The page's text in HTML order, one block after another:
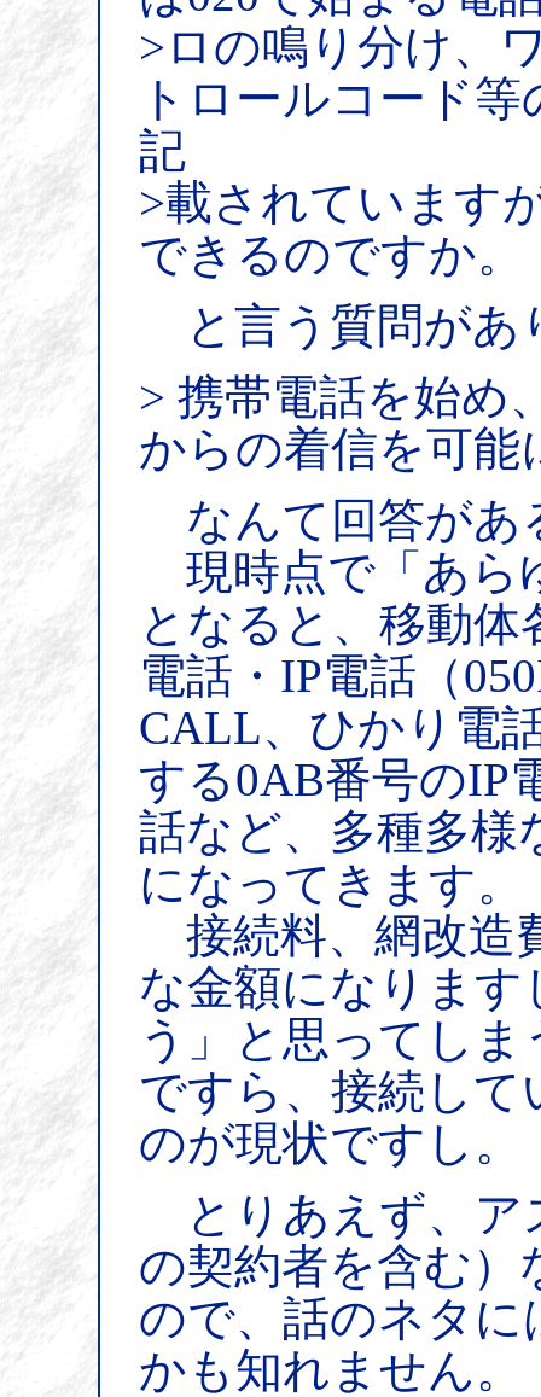
>ロの鳴り分け、
トロールコード
記
>載されています
できるのですか。
と言う質問があ
> 携帯電話を始め
からの着信を可能
なんて回答があ
現時点で「あら
となると、移動体
電話・IP電話（
CALL、ひかり電
する0AB番号のIP
話など、多種多様
になってきます。
接続料、網改造
な金額になりま
う」と思ってし
ですら、接続し
のが現状ですし。
とりあえず、ア
の契約者を含む）
ので、話のネタ
かも知れません。